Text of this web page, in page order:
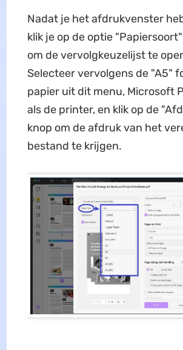
Nadat je het afdrukvenster
klik je op de optie
om de vervolgkeuzelijst te
Selecteer vervolgens de "A5"
papier uit dit menu, Microsoft
als de printer, en klik op de
knop om de afdruk van het
bestand te krijgen.